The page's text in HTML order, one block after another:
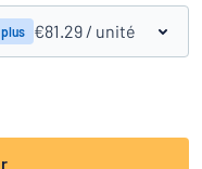
€81.29 / unité